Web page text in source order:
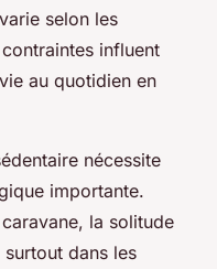
selon les
influent
au quotidien en
nécessite
importante.
la solitude
dans les